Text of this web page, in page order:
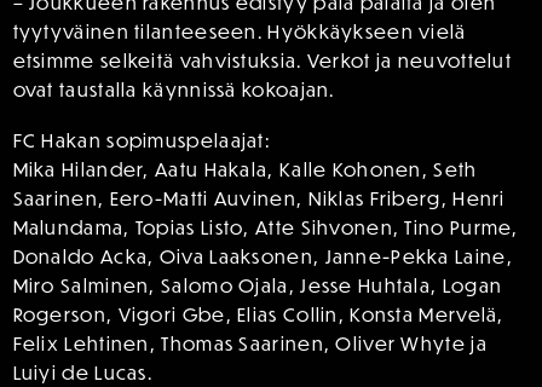
tyytyväinen tilanteeseen. Hyökkäykseen vielä
etsimme selkeitä vahvistuksia. Verkot ja neuvottelut
ovat taustalla käynnissä kokoajan.
FC Hakan sopimuspelaajat:
Mika Hilander, Aatu Hakala, Kalle Kohonen, Seth
Saarinen, Eero-Matti Auvinen, Niklas Friberg, Henri
Malundama, Topias Listo, Atte Sihvonen, Tino Purme,
Donaldo Acka, Oiva Laaksonen, Janne-Pekka Laine,
Miro Salminen, Salomo Ojala, Jesse Huhtala, Logan
Rogerson, Vigori Gbe, Elias Collin, Konsta Mervelä,
Felix Lehtinen, Thomas Saarinen, Oliver Whyte ja
Luiyi de Lucas.